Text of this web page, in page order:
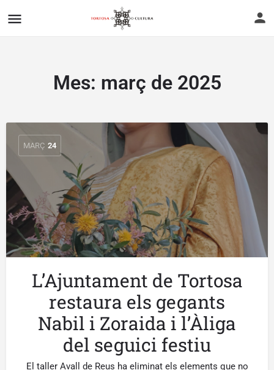
Mes: març de 2025
MARÇ 24
L’Ajuntament de Tortosa
restaura els gegants
Nabil i Zoraida i l’Àliga
del seguici festiu
El taller Avall de Reus ha eliminat els elements que no